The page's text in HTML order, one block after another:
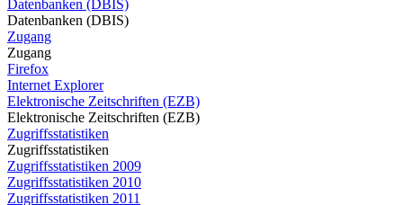
Datenbanken (DBIS)
Datenbanken (DBIS)
Zugang
Zugang
Firefox
Internet Explorer
Elektronische Zeitschriften (EZB)
Elektronische Zeitschriften (EZB)
Zugriffsstatistiken
Zugriffsstatistiken
Zugriffsstatistiken 2009
Zugriffsstatistiken 2010
Zugriffsstatistiken 2011